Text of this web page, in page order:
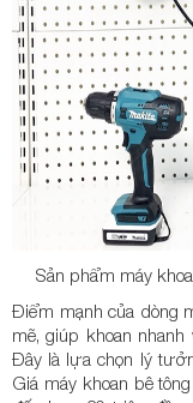
Sản phẩm máy
Điểm mạnh của dòng
mẽ, giúp khoan
Đây là lựa chọn lý
Giá máy khoan bê